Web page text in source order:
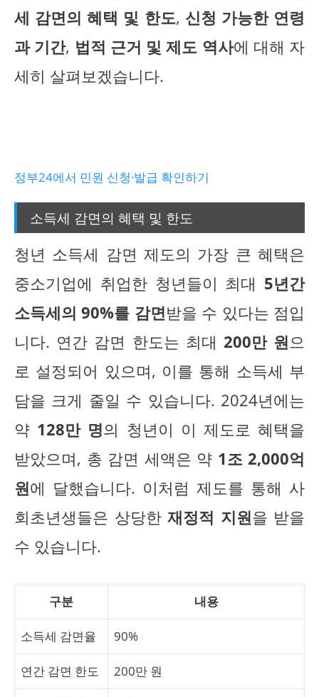
세 감면의 혜택 및 한도, 신청 가능한 연령
과 기간, 법적 근거 및 제도 역사에 대해 자
세히 살펴보겠습니다.
정부24에서 민원 신청·발급 확인하기
소득세 감면의 혜택 및 한도
청년 소득세 감면 제도의 가장 큰 혜택은
중소기업에 취업한 청년들이 최대 5년간
소득세의 90%를 감면받을 수 있다는 점입
니다. 연간 감면 한도는 최대 200만 원으
로 설정되어 있으며, 이를 통해 소득세 부
담을 크게 줄일 수 있습니다. 2024년에는
약 128만 명의 청년이 이 제도로 혜택을
받았으며, 총 감면 세액은 약 1조 2,000억
원에 달했습니다. 이처럼 제도를 통해 사
회초년생들은 상당한 재정적 지원을 받을
수 있습니다.
구분 내용
소득세 감면율 90%
연간 감면 한도 200만 원